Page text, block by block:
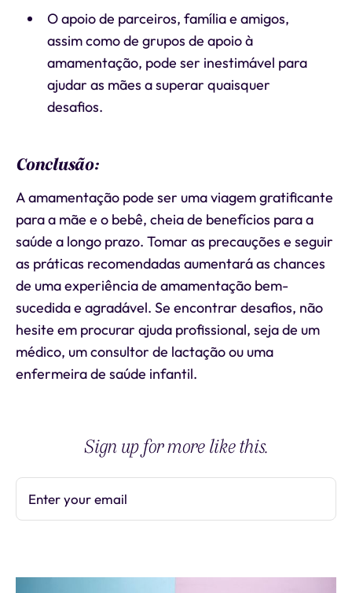
O apoio de parceiros, família e amigos,
assim como de grupos de apoio à
amamentação, pode ser inestimável para
ajudar as mães a superar quaisquer
desafios.
Conclusão:
A amamentação pode ser uma viagem gratificante
para a mãe e o bebê, cheia de benefícios para a
saúde a longo prazo. Tomar as precauções e seguir
as práticas recomendadas aumentará as chances
de uma experiência de amamentação bem-
sucedida e agradável. Se encontrar desafios, não
hesite em procurar ajuda profissional, seja de um
médico, um consultor de lactação ou uma
enfermeira de saúde infantil.
Sign up for more like this.
Enter your email